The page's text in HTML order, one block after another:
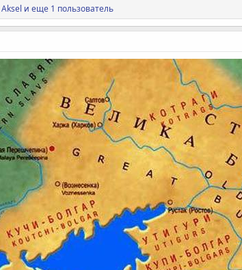
Aksel и еще 1 пользователь